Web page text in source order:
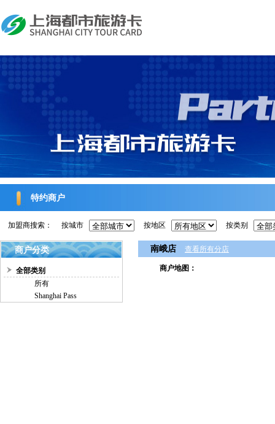
特约商户
加盟商搜索： 按城市 按地区 按类别
商户分类
全部类别
所有
Shanghai Pass
南峨店 查看所有分店
商户地图：